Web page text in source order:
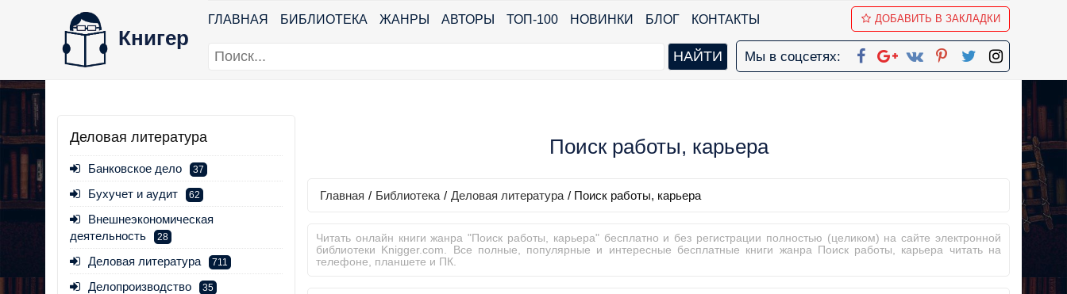
Книгер
ГЛАВНАЯ БИБЛИОТЕКА ЖАНРЫ АВТОРЫ ТОП-100 НОВИНКИ БЛОГ КОНТАКТЫ ДОБАВИТЬ В ЗАКЛАДКИ
Мы в соцсетях:
Деловая литература
Банковское дело 37
Бухучет и аудит 62
Внешнеэкономическая
деятельность
28
Деловая литература 711
Делопроизводство 35
Поиск работы, карьера
Главная / Библиотека / Деловая литература / Поиск работы, карьера
Читать онлайн книги жанра "Поиск работы, карьера" бесплатно и без регистрации полностью (целиком) на сайте электронной
библиотеки Knigger.com. Все полные, популярные и интересные бесплатные книги жанра Поиск работы, карьера читать на
телефоне, планшете и ПК.